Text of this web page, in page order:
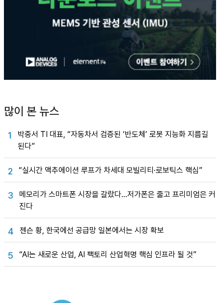
많이 본 뉴스
1
박중서 TI 대표, “자동차서 검증된 ‘반도체’ 로봇 지능화 지름길
된다”
2 “실시간 액추에이션 루프가 차세대 모빌리티·로보틱스 핵심”
3
메모리가 스마트폰 시장을 갈랐다…저가폰은 줄고 프리미엄은 커
진다
4 젠슨 황, 한국에선 공급망 일본에서는 시장 확보
5 “AI는 새로운 산업, AI 팩토리 산업혁명 핵심 인프라 될 것”